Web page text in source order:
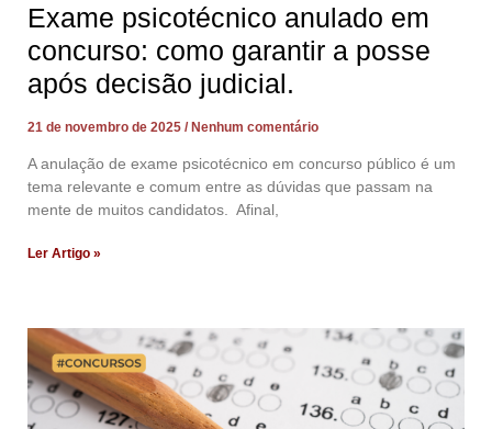
Exame psicotécnico anulado em
concurso: como garantir a posse
após decisão judicial.
21 de novembro de 2025 Nenhum comentário
A anulação de exame psicotécnico em concurso público é um
tema relevante e comum entre as dúvidas que passam na
mente de muitos candidatos. Afinal,
Ler Artigo »